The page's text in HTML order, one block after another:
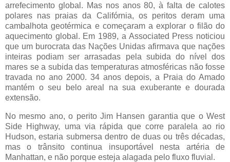
arrefecimento global. Mas nos anos 80, à falta de calotes
polares nas praias da Califórnia, os peritos deram uma
cambalhota geotérmica e começaram a explorar o filão do
aquecimento global. Em 1989, a Associated Press noticiou
que um burocrata das Nações Unidas afirmava que nações
inteiras podiam ser arrasadas pela subida do nível dos
mares se a subida das temperaturas atmosféricas não fosse
travada no ano 2000. 34 anos depois, a Praia do Amado
mantém o seu belo areal na sua exuberante e dourada
extensão.
No mesmo ano, o perito Jim Hansen garantia que o West
Side Highway, uma via rápida que corre paralela ao rio
Hudson, estaria submersa dentro de duas ou três décadas,
mas o trânsito continua insuportável nesta artéria de
Manhattan, e não porque esteja alagada pelo fluxo fluvial.